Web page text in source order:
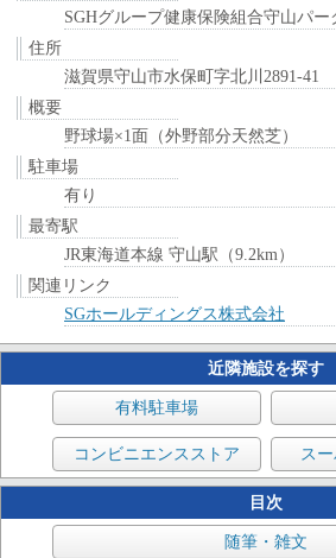
SGHグループ健康保険組合守山パー
住所
滋賀県守山市水保町字北川2891-41
概要
野球場×1面（外野部分天然芝）
駐車場
有り
最寄駅
JR東海道本線 守山駅（9.2km）
関連リンク
SGホールディングス株式会社
近隣施設を探す
有料駐車場
コンビニエンスストア ス
目次
随筆・雑文